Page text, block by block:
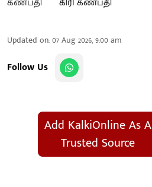
Updated on:07 Aug 2026, 9:00 am
Follow Us
Add KalkiOnline As A
Trusted Source